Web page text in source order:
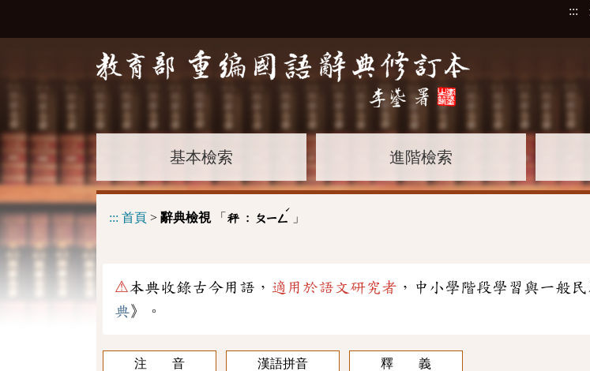
:::
基本檢索 進階檢索
::: 首頁 > 辭典檢視「 秤 : ㄆㄧㄥ
ˊ
」
⚠本典收錄古今用語， 適用於語文研究者 ，中小學階段學習與一般
典》。
注 音 漢語拼音 釋 義